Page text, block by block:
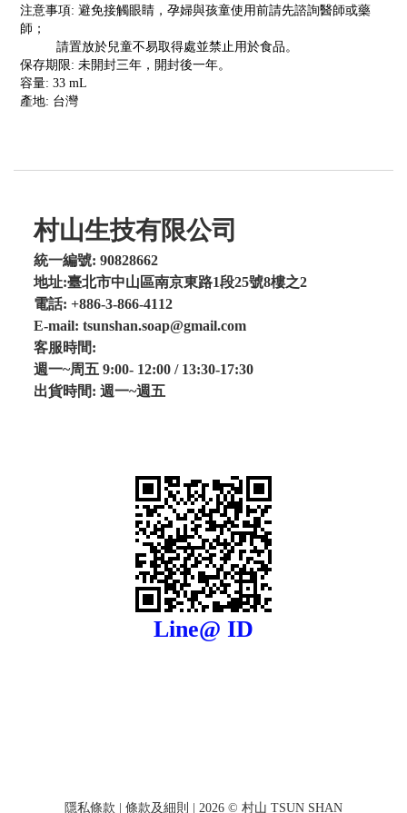
注意事項: 避免接觸眼睛，孕婦與孩童使用前請先諮詢醫師或藥
師；
請置放於兒童不易取得處並禁止用於食品。
保存期限: 未開封三年，開封後一年。
容量: 33 mL
產地: 台灣
村山生技有限公司
統一編號: 90828662
地址:臺北市中山區南京東路1段25號8樓之2
電話: +886-3-866-4112
E-mail: tsunshan.soap@gmail.com
客服時間:
週一~周五 9:00- 12:00 / 13:30-17:30
出貨時間: 週一~週五
Line@ ID
隱私條款 條款及細則 | 2026 © 村山 TSUN SHAN